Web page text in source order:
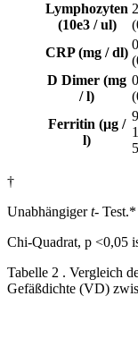
Lymphozyten
(10e3 / ul)
CRP (mg / dl)
D Dimer (mg
/ l)
Ferritin (μg /
l)
†
Unabhängigert-
Chi-Quadrat, p <0,05
Tabelle 2 . Vergleich
Gefäßdichte (VD)